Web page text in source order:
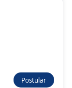
Postular